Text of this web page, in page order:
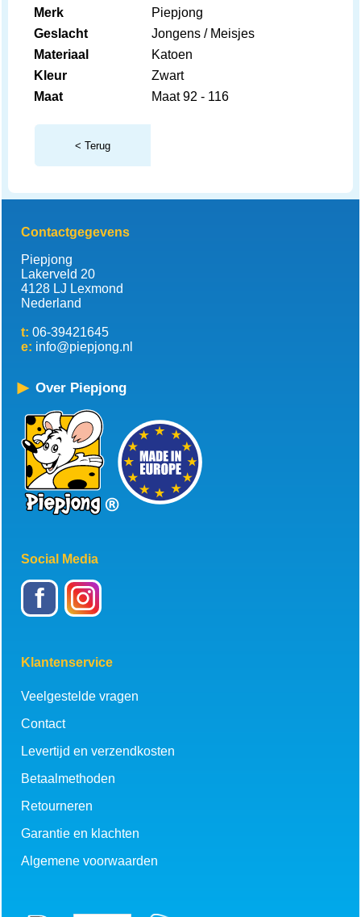
Merk
Piepjong
Geslacht
Jongens / Meisjes
Materiaal
Katoen
Kleur
Zwart
Maat
Maat 92 - 116
< Terug
Contactgegevens
Piepjong
Lakerveld 20
4128 LJ Lexmond
Nederland
t: 06-39421645
e: info@piepjong.nl
Over Piepjong
Social Media
f
Klantenservice
Veelgestelde vragen
Contact
Levertijd en verzendkosten
Betaalmethoden
Retourneren
Garantie en klachten
Algemene voorwaarden